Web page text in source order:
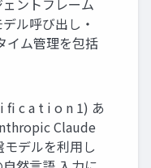
ントフレーム
ル呼び出し・
イム管理を包括
fi c a t i o n 1) あ
Claude
デルを利用し